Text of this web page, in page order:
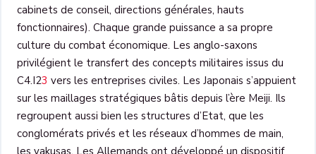
cabinets de conseil, directions générales, hauts
fonctionnaires). Chaque grande puissance a sa propre
culture du combat économique. Les anglo-saxons
privilégient le transfert des concepts militaires issus du
C4.I23 vers les entreprises civiles. Les Japonais s’appuient
sur les maillages stratégiques bâtis depuis l’ère Meiji. Ils
regroupent aussi bien les structures d’Etat, que les
conglomérats privés et les réseaux d’hommes de main,
les yakusas. Les Allemands ont développé un dispositif